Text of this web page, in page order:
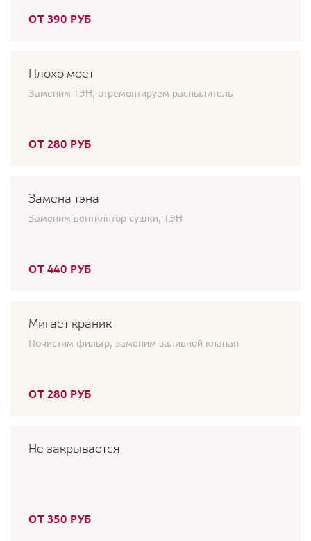
ОТ 390 РУБ
Плохо моет
Заменим ТЭН, отремонтируем распылитель
ОТ 280 РУБ
Замена тэна
Заменим вентилятор сушки, ТЭН
ОТ 440 РУБ
Мигает краник
Почистим фильтр, заменим заливной клапан
ОТ 280 РУБ
Не закрывается
ОТ 350 РУБ